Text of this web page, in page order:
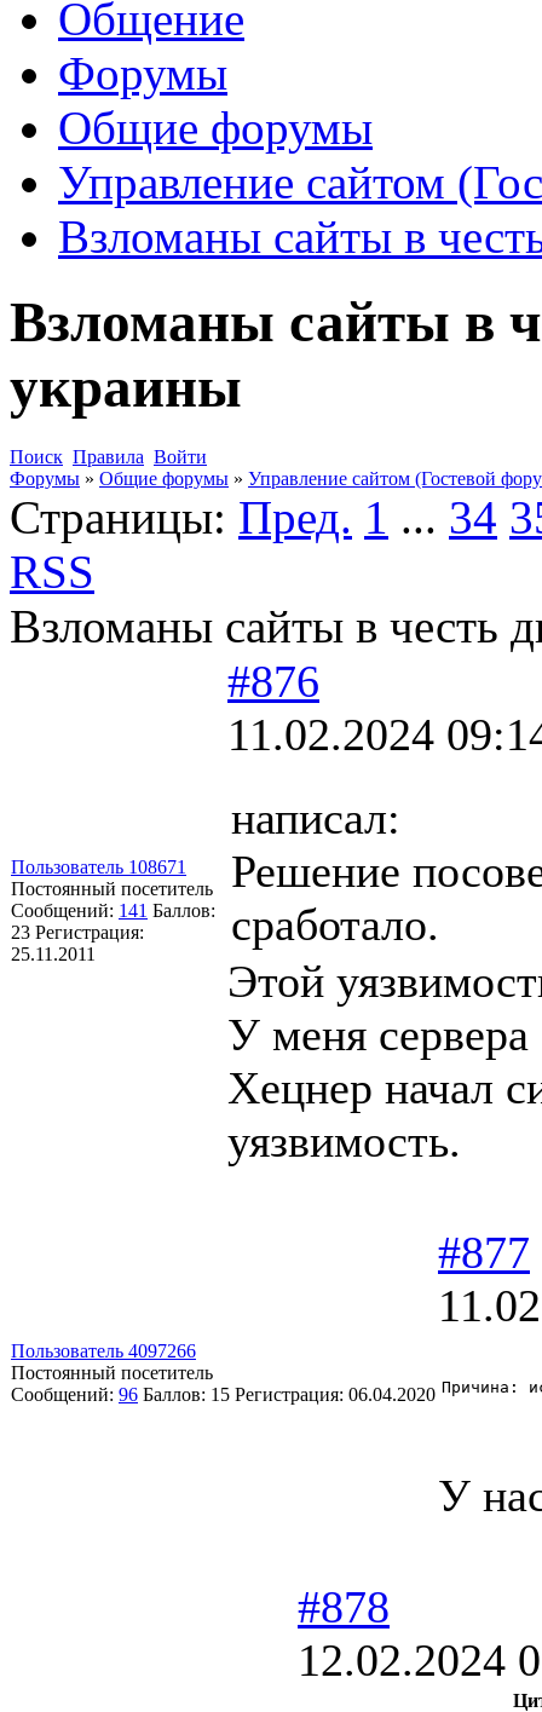
Общение
Форумы
Общие форумы
Управление сайтом
Взломаны сайты в
Взломаны сайты в
украины
Поиск Правила Войти
Форумы » Общие форумы » Управление сайтом (Гостевой
Страницы: Пред. 1 ... 34
RSS
Взломаны сайты в честь
Пользователь 108671
Постоянный посетитель
Сообщений: 141 Баллов:
23 Регистрация:
25.11.2011
#876
11.02.2024
написал:
Решение
сработало.
Этой
У меня
Хецнер начал
уязвимость.
Пользователь 4097266
Постоянный посетитель
Сообщений: 96 Баллов: 15 Регистрация: 06.04.2020
#877
Причина:
У
#878
12.02.2024